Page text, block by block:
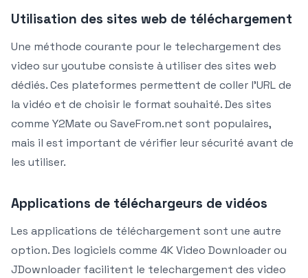
Utilisation des sites web de téléchargement
Une méthode courante pour le telechargement des
video sur youtube consiste à utiliser des sites web
dédiés. Ces plateformes permettent de coller l’URL de
la vidéo et de choisir le format souhaité. Des sites
comme Y2Mate ou SaveFrom.net sont populaires,
mais il est important de vérifier leur sécurité avant de
les utiliser.
Applications de téléchargeurs de vidéos
Les applications de téléchargement sont une autre
option. Des logiciels comme 4K Video Downloader ou
JDownloader facilitent le telechargement des video